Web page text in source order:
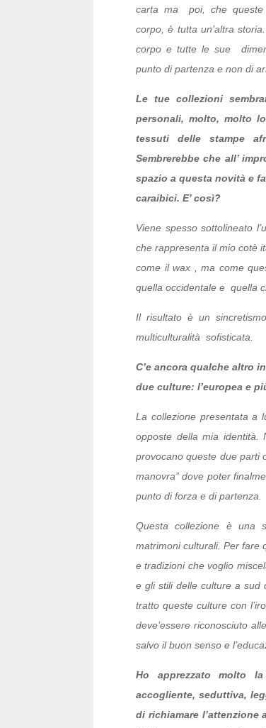
carta ma poi, che
corpo, è tutta un’altra
corpo e tutte le sue
punto di partenza e non di
Le tue collezioni
personali, molto, molto
tessuti delle stampe
Sembrerebbe che all’
spazio a questa novità e
caraibici. E’ così?
Viene spesso sottolineato
che rappresenta il mio cotè
come il wax , ma come
quella occidentale e quella
Il risultato è un
multiculturalità sofisticata.
C’e ancora qualche altro
due culture: l’europea e
La collezione presentata a
opposte della mia identità.
provocano queste due parti
manovra” dove poter
punto di forza e di partenza.
Questa collezione è una
matrimoni culturali. Per fare
e tradizioni che voglio
e gli stili delle culture a sud
tratto queste culture con
deve’essere riconosciuto
salvo il buon senso e
Ho apprezzato molto
accogliente, seduttiva,
di richiamare